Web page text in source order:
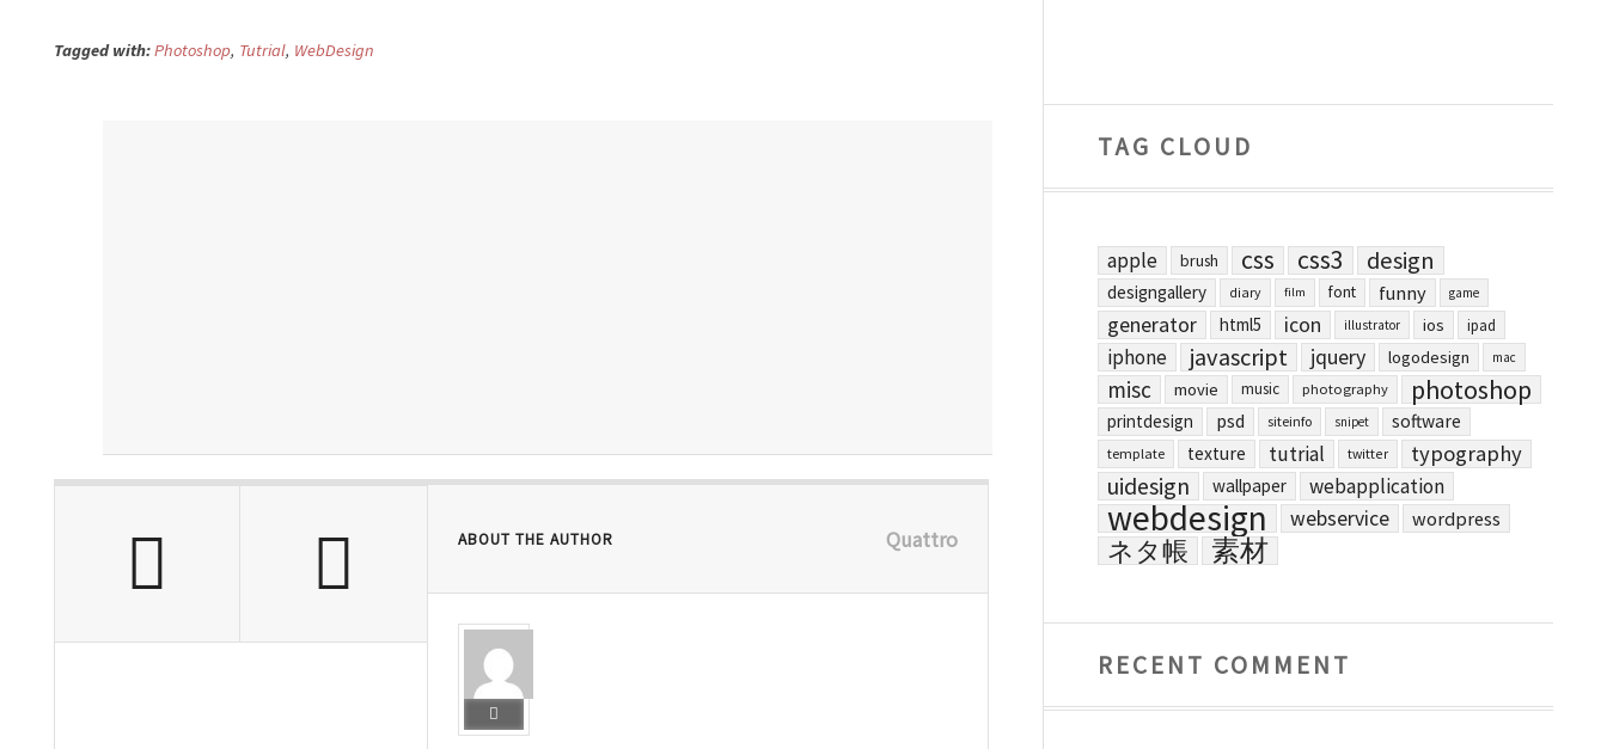
Tagged with:Photoshop, Tutrial, WebDesign
ABOUT THE AUTHOR Quattro
TAG CLOUD
apple brush css css3 design
designgallery diary film font funny game
generator html5 icon illustrator ios ipad
iphone javascript jquery logodesign mac
misc movie music photography photoshop
printdesign psd siteinfo snipet software
template texture tutrial twitter typography
uidesign wallpaper webapplication
webdesign webservice wordpress
ネタ帳 素材
RECENT COMMENT